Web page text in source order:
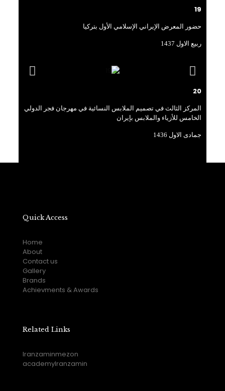
19
حضور المعرض الإيراني الإسلامي الأول بتركيا
ربیع الاول 1437
20
المركز الثالث في تصميم الملابس النسائية في مهرجان فجر الدولي
الخامس للأزياء والملابس بإيران
جمادی الاول 1436
Quick Access
Home
About
Contact us
Gallery
Brands
Achievments & Awards
Related Links
Iranzaminmezon
academyIranzamin